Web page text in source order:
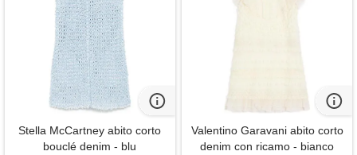
Stella McCartney abito corto
bouclé denim - blu
Valentino Garavani abito corto
denim con ricamo - bianco